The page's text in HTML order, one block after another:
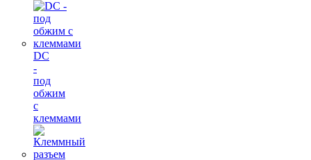
DC
-
под
обжим
с
клеммами